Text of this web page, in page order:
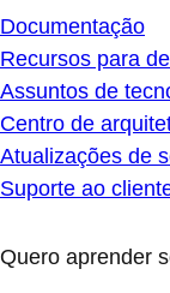
Documentação
Recursos para
Assuntos de
Centro de
Atualizações de
Suporte ao
Quero aprender